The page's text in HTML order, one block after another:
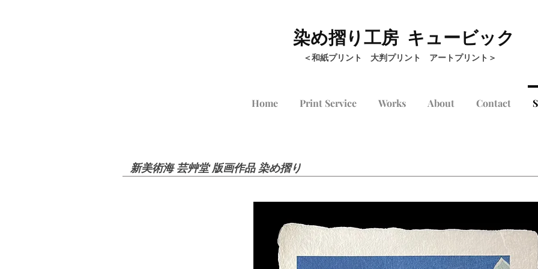
染め摺り工房 キュービック
＜和紙プリント 大判プリント アートプリント＞
Home Print Service Works About Contact
新美術海 芸艸堂 版画作品 染め摺り